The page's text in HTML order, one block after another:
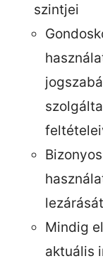
szintjei
Mindig
aktuális